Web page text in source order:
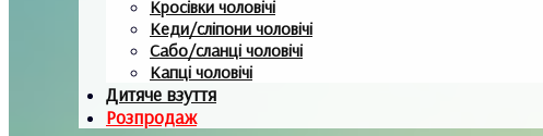
Кросівки чоловічі
Кеди/сліпони чоловічі
Сабо/сланці чоловічі
Капці чоловічі
Дитяче взуття
Розпродаж